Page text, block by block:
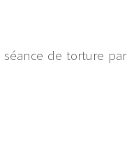
de torture